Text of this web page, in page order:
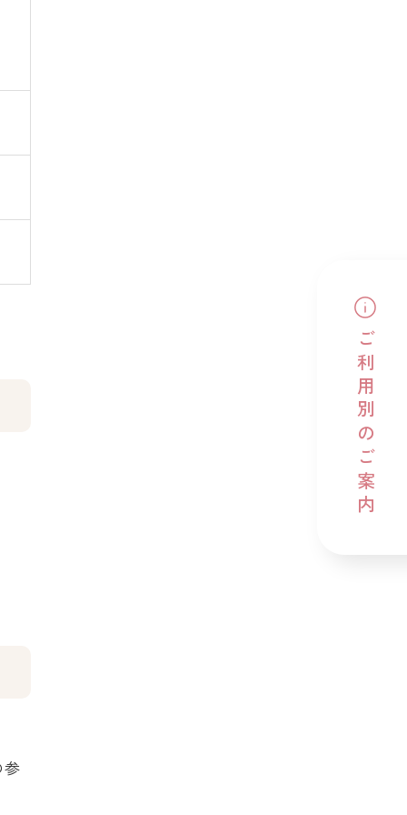
ご利用別のご案内